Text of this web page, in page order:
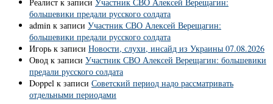
большевики предали русского солдата
admin к записи Участник СВО Алексей Верещагин:
большевики предали русского солдата
Игорь к записи Новости, слухи, инсайд из Украины 07.08.2026
Овод к записи Участник СВО Алексей Верещагин: большевики
предали русского солдата
Doppel к записи Советский период надо рассматривать
отдельными периодами